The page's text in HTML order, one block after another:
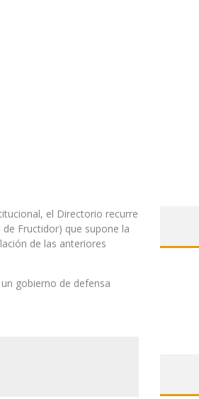
el Directorio recurre
Fructidor) que supone la
de las anteriores
gobierno de defensa